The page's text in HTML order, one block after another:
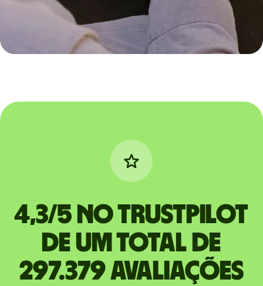
4,3/5 no Trustpilot
de um total de
297.379 avaliações